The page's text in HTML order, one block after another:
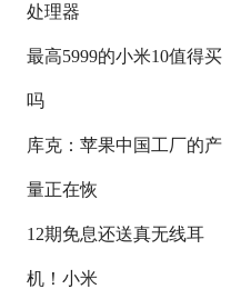
处理器
最高5999的小米10值得买
吗
库克：苹果中国工厂的产
量正在恢
12期免息还送真无线耳
机！小米